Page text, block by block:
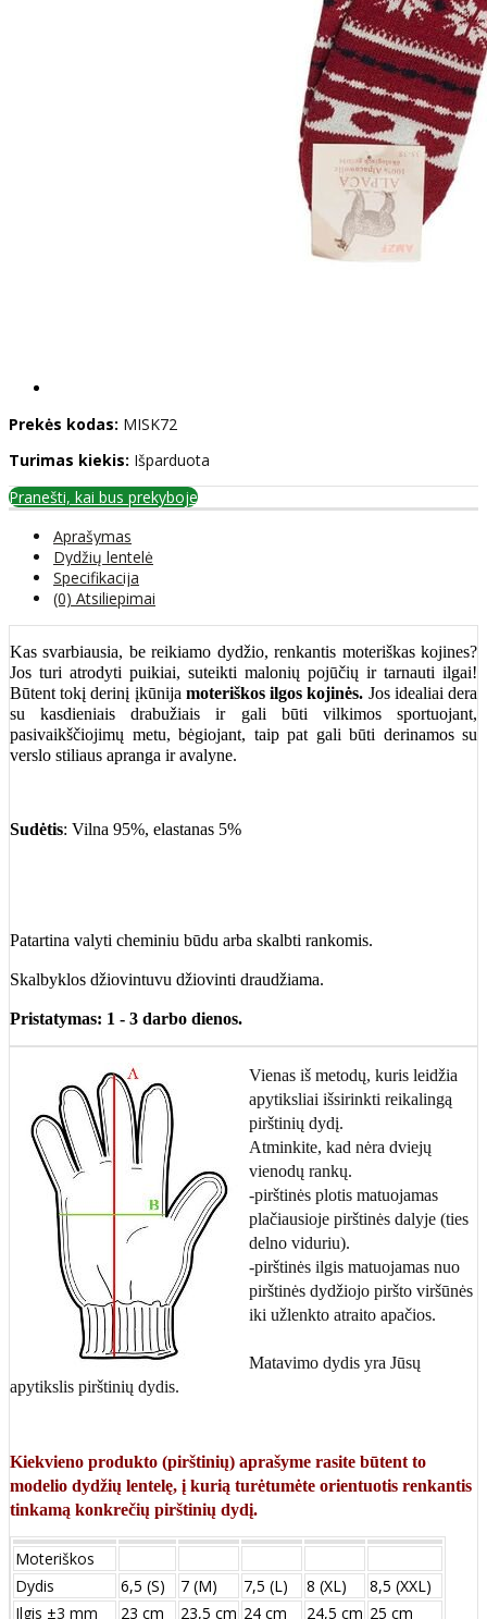
Prekės kodas: MISK72
Turimas kiekis: Išparduota
Pranešti, kai bus prekyboje
Aprašymas
Dydžių lentelė
Specifikacija
(0) Atsiliepimai
Kas svarbiausia, be reikiamo dydžio, renkantis moteriškas kojines?
Jos turi atrodyti puikiai, suteikti malonių pojūčių ir tarnauti ilgai!
Būtent tokį derinį įkūnija moteriškos ilgos kojinės. Jos idealiai dera
su kasdieniais drabužiais ir gali būti vilkimos sportuojant,
pasivaikščiojimų metu, bėgiojant, taip pat gali būti derinamos su
verslo stiliaus apranga ir avalyne.
Sudėtis: Vilna 95%, elastanas 5%
Patartina valyti cheminiu būdu arba skalbti rankomis.
Skalbyklos džiovintuvu džiovinti draudžiama.
Pristatymas: 1 - 3 darbo dienos.
Vienas iš metodų, kuris leidžia
apytiksliai išsirinkti reikalingą
pirštinių dydį.
Atminkite, kad nėra dviejų
vienodų rankų.
-pirštinės plotis matuojamas
plačiausioje pirštinės dalyje (ties
delno viduriu).
-pirštinės ilgis matuojamas nuo
pirštinės dydžiojo piršto viršūnės
iki užlenkto atraito apačios.
Matavimo dydis yra Jūsų
apytikslis pirštinių dydis.
Kiekvieno produkto (pirštinių) aprašyme rasite būtent to
modelio dydžių lentelę, į kurią turėtumėte orientuotis renkantis
tinkamą konkrečių pirštinių dydį.
Moteriškos
Dydis
6,5 (S) 7 (M) 7,5 (L) 8 (XL)
8,5 (XXL)
Ilgis ±3 mm
23 cm 23,5 cm 24 cm 24,5 cm 25 cm